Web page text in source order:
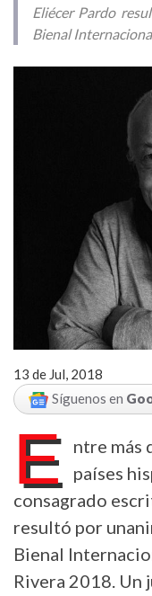
Eliécer Pardo
Bienal
13 de Jul, 2018
Síguenos en
E
ntre más
países
consagrado
resultó por
Bienal
Rivera 2018.